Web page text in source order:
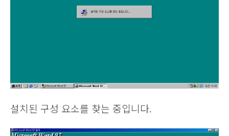
설치된 구성 요소를 찾는 중입니다.